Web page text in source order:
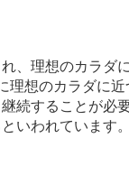
、理想のカラダ
理想のカラダに
続することが必
いわれています。